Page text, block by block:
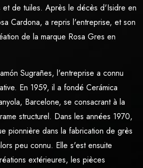
et de tuiles. Après le décès d'Isidre en
Cardona, a repris l'entreprise, et son
de la marque Rosa Gres en
Sugrañes, l'entreprise a connu
En 1959, il a fondé Cerámica
Barcelone, se consacrant à la
structurel. Dans les années 1970,
pionnière dans la fabrication de grès
peu connu. Elle s'est ensuite
extérieures, les pièces